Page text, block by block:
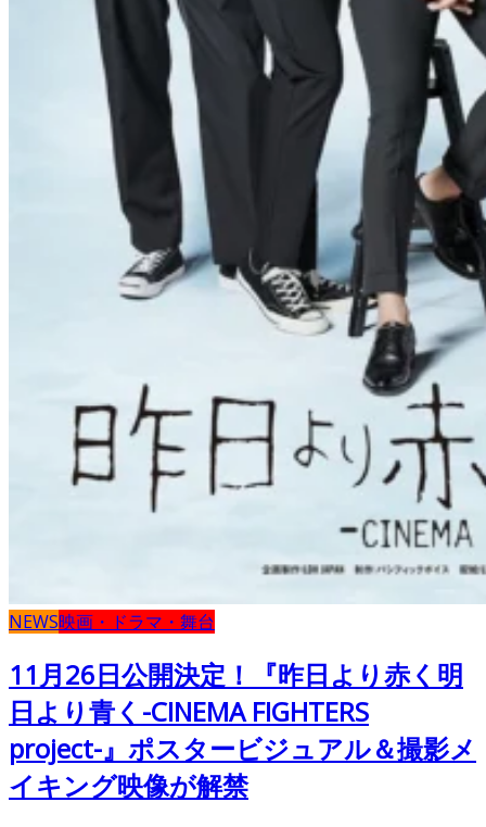
NEWS映画・ドラマ・舞台
11月26日公開決定！『昨日より赤く明
日より青く-CINEMA FIGHTERS
project-』ポスタービジュアル＆撮影メ
イキング映像が解禁